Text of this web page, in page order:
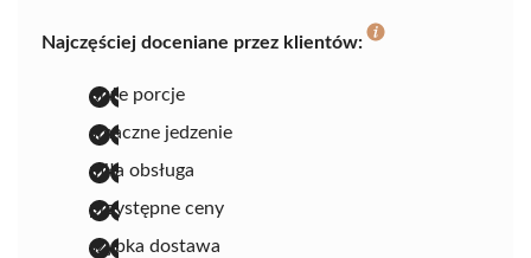
Najczęściej doceniane przez klientów:
duże porcje
smaczne jedzenie
miła obsługa
przystępne ceny
szybka dostawa